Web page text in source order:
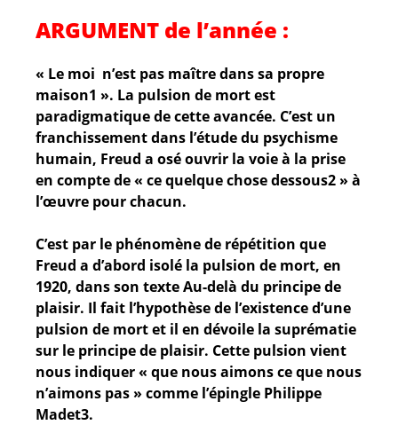
ARGUMENT de l’année :
« Le moi n’est pas maître dans sa propre
maison1 ». La pulsion de mort est
paradigmatique de cette avancée. C’est un
franchissement dans l’étude du psychisme
humain, Freud a osé ouvrir la voie à la prise
en compte de « ce quelque chose dessous2 » à
l’œuvre pour chacun.
C’est par le phénomène de répétition que
Freud a d’abord isolé la pulsion de mort, en
1920, dans son texte Au-delà du principe de
plaisir. Il fait l’hypothèse de l’existence d’une
pulsion de mort et il en dévoile la suprématie
sur le principe de plaisir. Cette pulsion vient
nous indiquer « que nous aimons ce que nous
n’aimons pas » comme l’épingle Philippe
Madet3.